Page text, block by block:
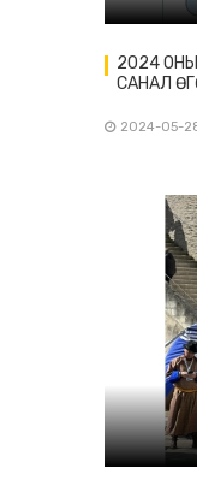
2024
САНАЛ
2024-05-